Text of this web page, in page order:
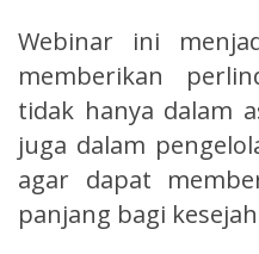
Webinar ini
memberikan
tidak hanya dalam
juga dalam
agar dapat
panjang bagi